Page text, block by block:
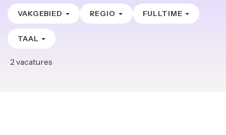
VAKGEBIED REGIO FULLTIME
TAAL
2 vacatures